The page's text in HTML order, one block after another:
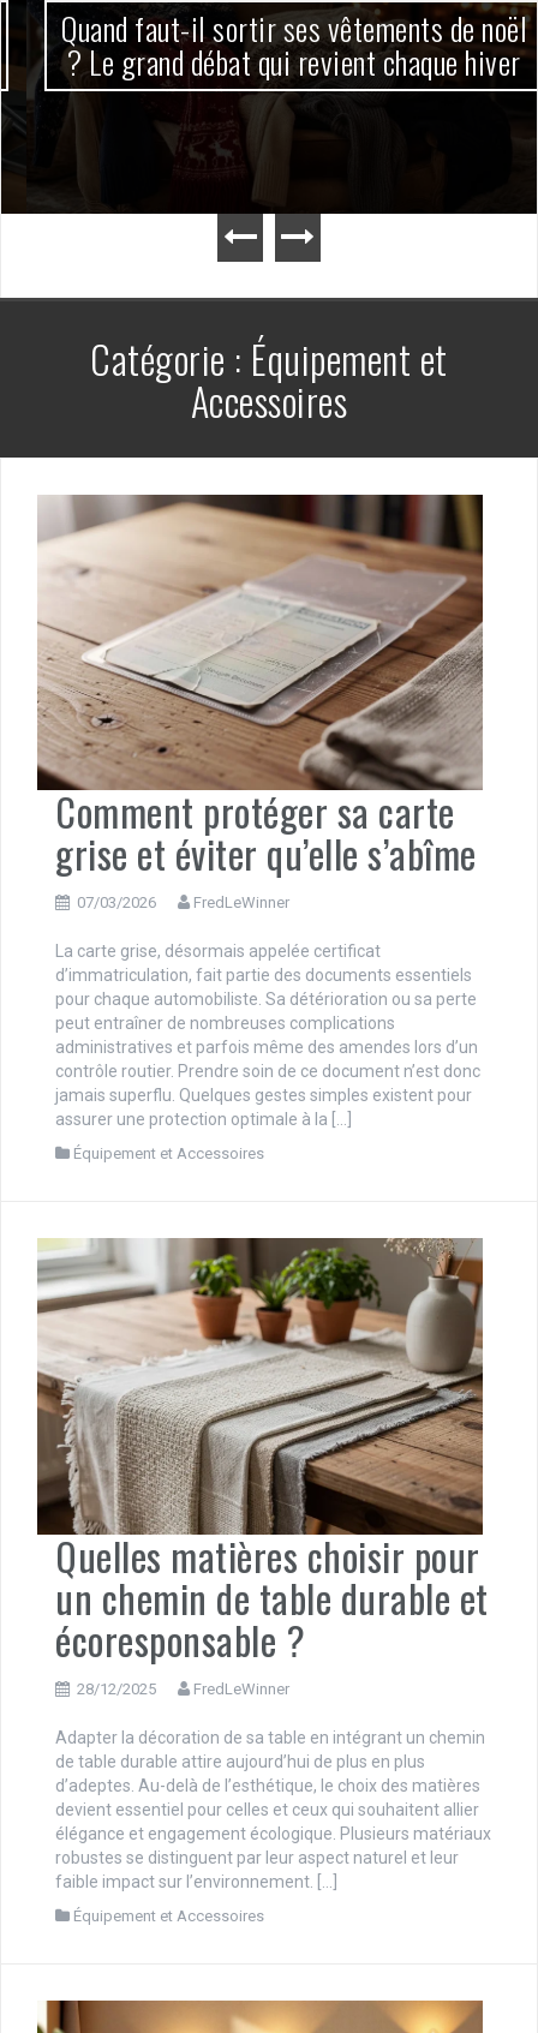
Quand faut-il sortir ses vêtements de noël
? Le grand débat qui revient chaque hiver
Catégorie : Équipement et
Accessoires
Comment protéger sa carte
grise et éviter qu’elle s’abîme
07/03/2026 FredLeWinner
La carte grise, désormais appelée certificat
d’immatriculation, fait partie des documents essentiels
pour chaque automobiliste. Sa détérioration ou sa perte
peut entraîner de nombreuses complications
administratives et parfois même des amendes lors d’un
contrôle routier. Prendre soin de ce document n’est donc
jamais superflu. Quelques gestes simples existent pour
assurer une protection optimale à la […]
Équipement et Accessoires
Quelles matières choisir pour
un chemin de table durable et
écoresponsable ?
28/12/2025 FredLeWinner
Adapter la décoration de sa table en intégrant un chemin
de table durable attire aujourd’hui de plus en plus
d’adeptes. Au-delà de l’esthétique, le choix des matières
devient essentiel pour celles et ceux qui souhaitent allier
élégance et engagement écologique. Plusieurs matériaux
robustes se distinguent par leur aspect naturel et leur
faible impact sur l’environnement. […]
Équipement et Accessoires